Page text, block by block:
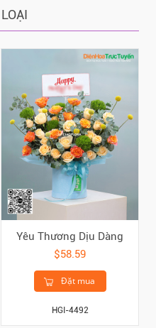
Yêu Thương Dịu Dàng
$58.59
Đặt mua
HGI-4492